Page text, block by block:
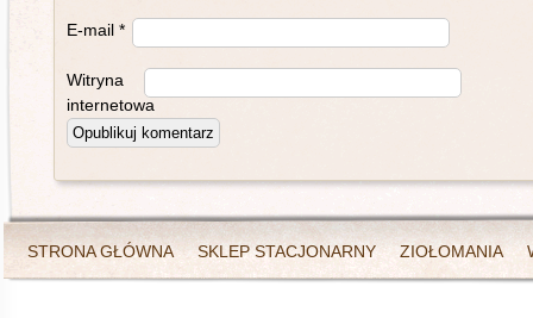
E-mail *
Witryna
internetowa
STRONA GŁÓWNA SKLEP STACJONARNY ZIOŁOMANIA